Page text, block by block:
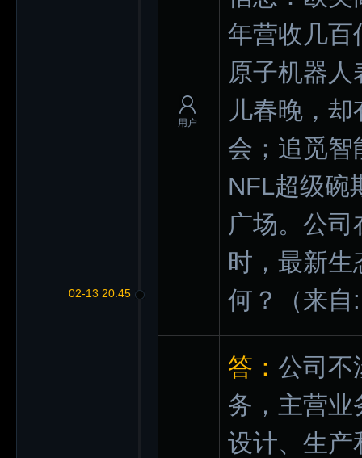
02-13 20:45
用户
年营收几百
原子机器
儿春晚，
会；追觅智
NFL超级碗
广场。公
时，最新
何？
（来
答： 公司不
务，主营业
设计、生产